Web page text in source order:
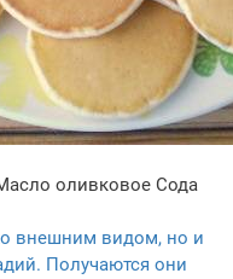
оливковое Сода
внешним видом, но и
Получаются они